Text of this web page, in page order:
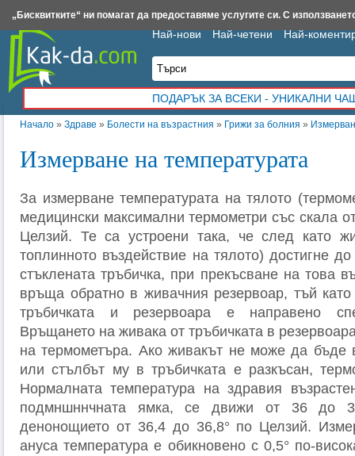
Начало » Здраве » Болести на възрастния » Грижи за болния »
Измерване на температурата
За измерване температурата на тялото
медицински максимални термометри със скала
Целзий. Те са устроени така, че след като
топлинното въздействие на тялото) достигне
стъклената тръбичка, при прекъсване на това
връща обратно в живачния резервоар, тъй
тръбичката и резервоара е направено
Връщането на живака от тръбичката в
на термометъра. Ако живакът не може да бъде
или стълбът му в тръбичката е разкъсан,
Нормалната температура на здравия
подмншннчната ямка, се движи от 36 до
денонощието от 36,4 до 36,8° по Целзий.
ануса температура е обикновено с 0,5° по-
Най-нови Най-четени Най-
ПОДАРЪК ЗА ВСЕКИ - УНИКАЛНИ
Insert.bg Framar.bg Kak-da.com Iztochnik.com BauBau.bg NewAge.bg
„Бисквитките“ ни помагат да предоставяме услугите си. С